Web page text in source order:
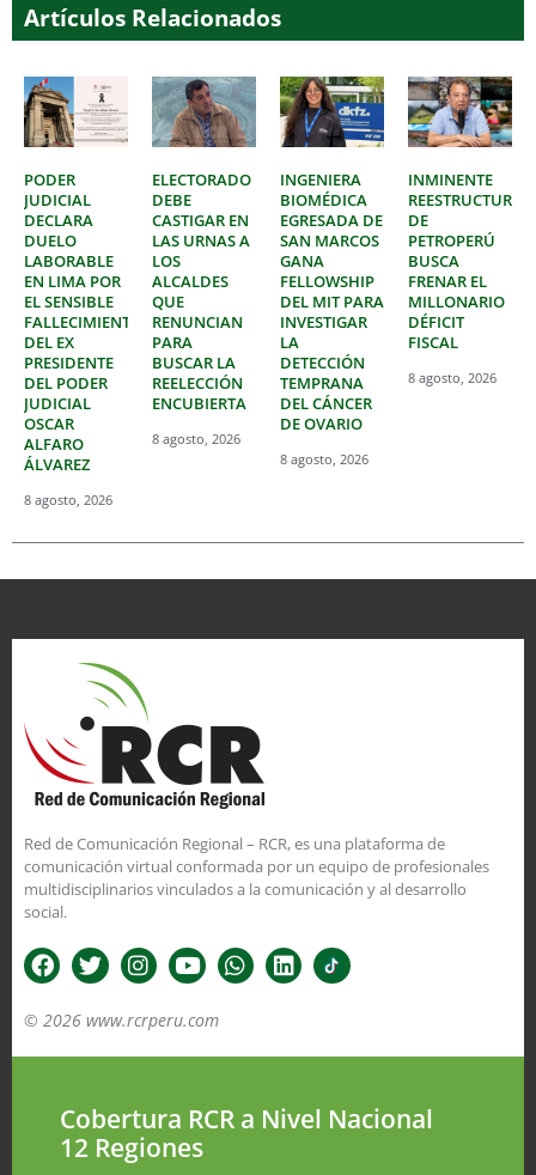
Artículos Relacionados
PODER
JUDICIAL
DECLARA
DUELO
LABORABLE
EN LIMA POR
EL SENSIBLE
FALLECIMIENTO
DEL EX
PRESIDENTE
DEL PODER
JUDICIAL
OSCAR
ALFARO
ÁLVAREZ
8 agosto, 2026
ELECTORADO
DEBE
CASTIGAR EN
LAS URNAS A
LOS
ALCALDES
QUE
RENUNCIAN
PARA
BUSCAR LA
REELECCIÓN
ENCUBIERTA
8 agosto, 2026
INGENIERA
BIOMÉDICA
EGRESADA DE
SAN MARCOS
GANA
FELLOWSHIP
DEL MIT PARA
INVESTIGAR
LA
DETECCIÓN
TEMPRANA
DEL CÁNCER
DE OVARIO
8 agosto, 2026
INMINENTE
DE
PETROPERÚ
BUSCA
FRENAR EL
MILLONARIO
DÉFICIT
FISCAL
8 agosto, 2026
Red de Comunicación Regional – RCR, es una plataforma de
comunicación virtual conformada por un equipo de profesionales
multidisciplinarios vinculados a la comunicación y al desarrollo
social.
© 2026 www.rcrperu.com
Cobertura RCR a Nivel Nacional
12 Regiones